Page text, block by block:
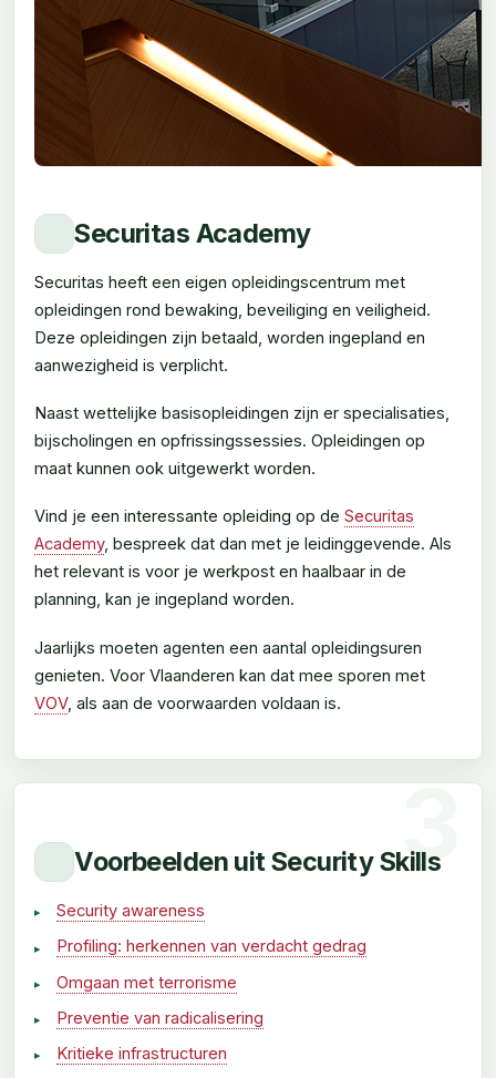
Securitas Academy
Securitas heeft een eigen opleidingscentrum met
opleidingen rond bewaking, beveiliging en veiligheid.
Deze opleidingen zijn betaald, worden ingepland en
aanwezigheid is verplicht.
Naast wettelijke basisopleidingen zijn er specialisaties,
bijscholingen en opfrissingssessies. Opleidingen op
maat kunnen ook uitgewerkt worden.
Vind je een interessante opleiding op deSecuritas
Academy, bespreek dat dan met je leidinggevende. Als
het relevant is voor je werkpost en haalbaar in de
planning, kan je ingepland worden.
Jaarlijks moeten agenten een aantal opleidingsuren
genieten. Voor Vlaanderen kan dat mee sporen met
VOV, als aan de voorwaarden voldaan is.
Voorbeelden uit Security Skills
Security awareness
Profiling: herkennen van verdacht gedrag
Omgaan met terrorisme
Preventie van radicalisering
Kritieke infrastructuren